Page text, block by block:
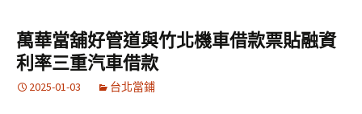
容
區
鍵
字:
萬華當舖好管道與竹北機車借款票貼融資
利率三重汽車借款
2025-01-03 台北當鋪